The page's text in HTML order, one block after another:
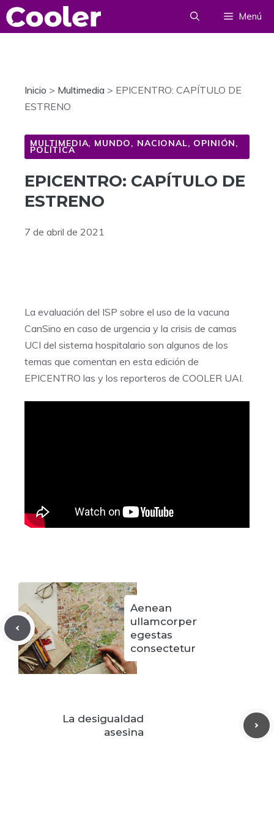
Saltar
al
Menú
Inicio > Multimedia > EPICENTRO: CAPÍTULO DE
ESTRENO
MULTIMEDIA, MUNDO, NACIONAL, OPINIÓN,
POLÍTICA
EPICENTRO: CAPÍTULO DE
ESTRENO
7 de abril de 2021
La evaluación del ISP sobre el uso de la vacuna
CanSino en caso de urgencia y la crisis de camas
UCI del sistema hospitalario son algunos de los
temas que comentan en esta edición de
EPICENTRO las y los reporteros de COOLER UAI.
Aenean
ullamcorper
egestas
consectetur
La desigualdad
asesina